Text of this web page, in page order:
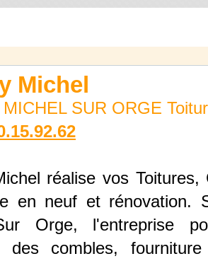
Michel
SUR ORGE
réalise vos Toitures,
en neuf et rénovation.
Orge, l'entreprise
des combles,